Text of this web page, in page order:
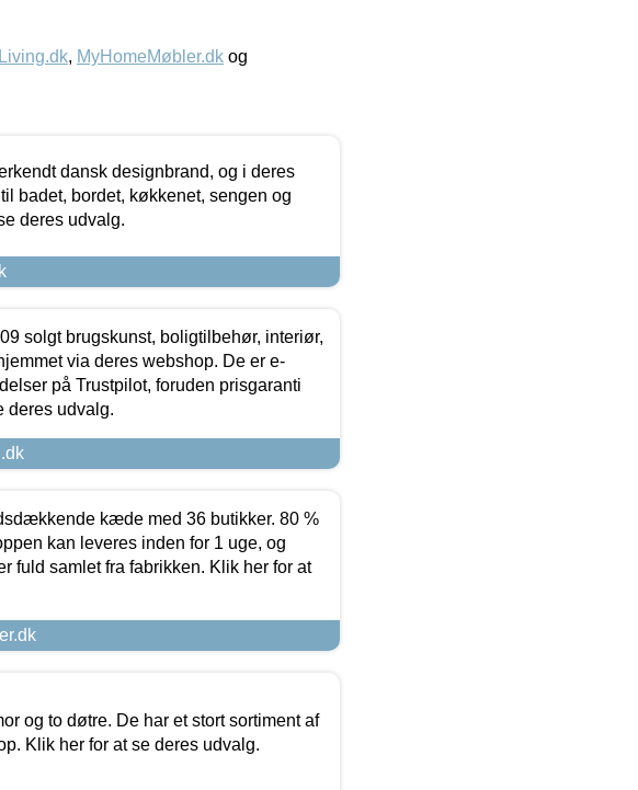
, MyHomeMøbler.dk og
dansk designbrand, og i deres
badet, bordet, køkkenet, sengen og
deres udvalg.
solgt brugskunst, boligtilbehør, interiør,
via deres webshop. De er e-
på Trustpilot, foruden prisgaranti
deres udvalg.
kæde med 36 butikker. 80 %
kan leveres inden for 1 uge, og
fuld samlet fra fabrikken. Klik her for at
og to døtre. De har et stort sortiment af
Klik her for at se deres udvalg.